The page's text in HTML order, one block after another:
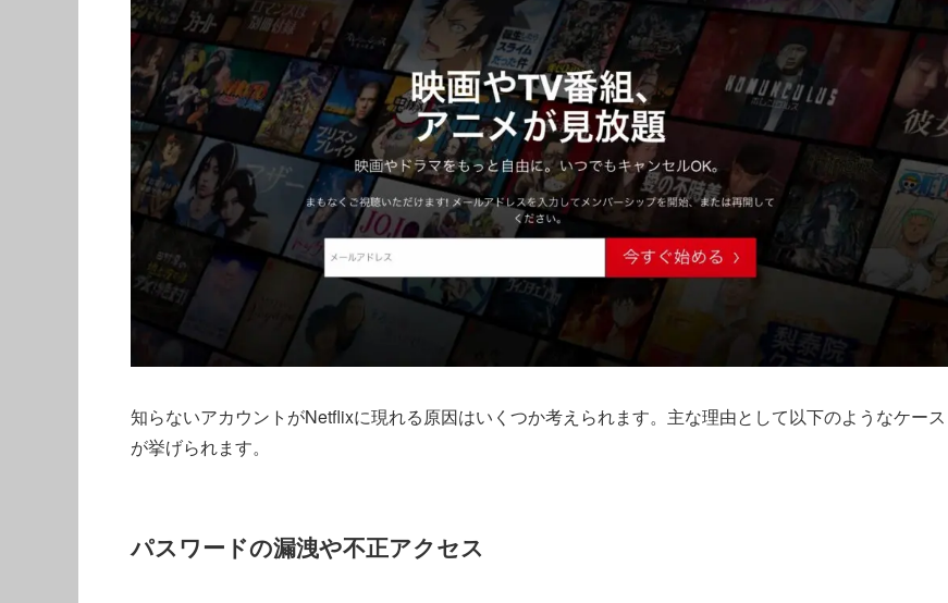
知らないアカウントがNetflixに現れる原因はいくつか考えられます。主な理由として以下のようなケース
が挙げられます。
パスワードの漏洩や不正アクセス